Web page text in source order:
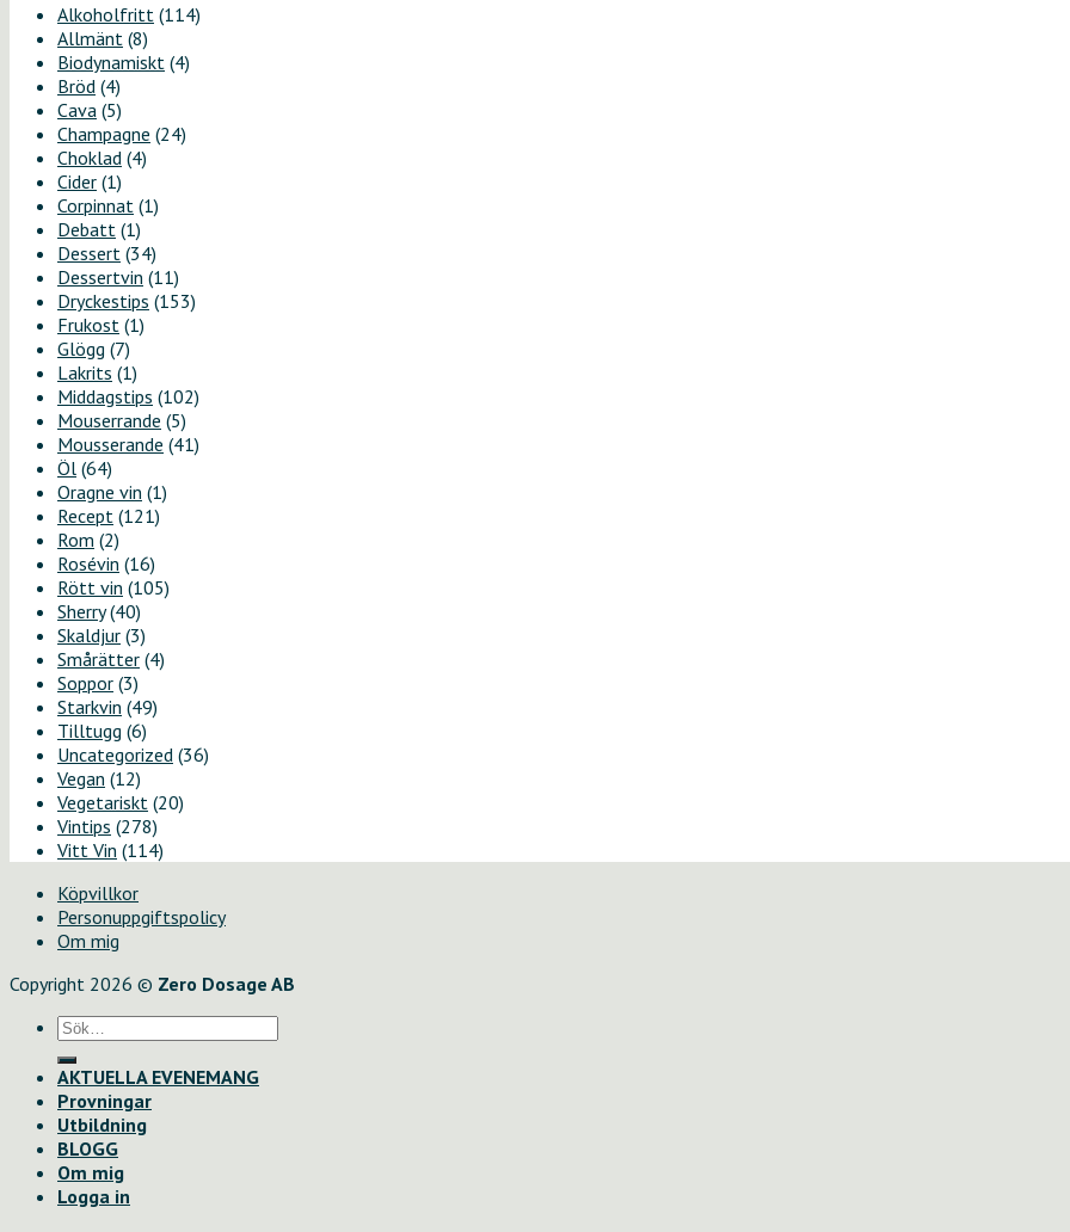
Alkoholfritt (114)
Allmänt (8)
Biodynamiskt (4)
Bröd (4)
Cava (5)
Champagne (24)
Choklad (4)
Cider (1)
Corpinnat (1)
Debatt (1)
Dessert (34)
Dessertvin (11)
Dryckestips (153)
Frukost (1)
Glögg (7)
Lakrits (1)
Middagstips (102)
Mouserrande (5)
Mousserande (41)
Öl (64)
Oragne vin (1)
Recept (121)
Rom (2)
Rosévin (16)
Rött vin (105)
Sherry(40)
Skaldjur (3)
Smårätter (4)
Soppor (3)
Starkvin (49)
Tilltugg (6)
Uncategorized (36)
Vegan (12)
Vegetariskt (20)
Vintips (278)
Vitt Vin (114)
Köpvillkor
Personuppgiftspolicy
Om mig
Copyright 2026 © Zero Dosage AB
Sök
efter:
AKTUELLA EVENEMANG
Provningar
Utbildning
BLOGG
Om mig
Logga in